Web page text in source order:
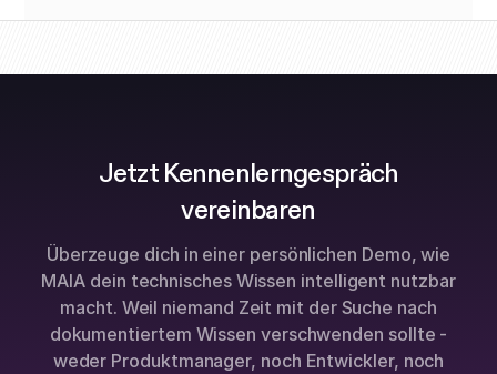
Jetzt Kennenlerngespräch
vereinbaren
Überzeuge dich in einer persönlichen Demo, wie
MAIA dein technisches Wissen intelligent nutzbar
macht. Weil niemand Zeit mit der Suche nach
dokumentiertem Wissen verschwenden sollte -
weder Produktmanager, noch Entwickler, noch